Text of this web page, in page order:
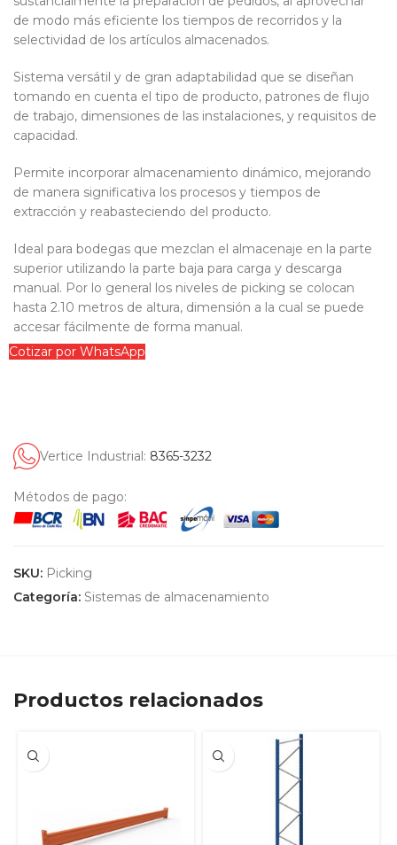
de modo más eficiente los tiempos de recorridos y la
selectividad de los artículos almacenados.
Sistema versátil y de gran adaptabilidad que se diseñan
tomando en cuenta el tipo de producto, patrones de flujo
de trabajo, dimensiones de las instalaciones, y requisitos de
capacidad.
Permite incorporar almacenamiento dinámico, mejorando
de manera significativa los procesos y tiempos de
extracción y reabasteciendo del producto.
Ideal para bodegas que mezclan el almacenaje en la parte
superior utilizando la parte baja para carga y descarga
manual. Por lo general los niveles de picking se colocan
hasta 2.10 metros de altura, dimensión a la cual se puede
accesar fácilmente de forma manual.
Cotizar por WhatsApp
Vertice Industrial: 8365-3232
Métodos de pago:
SKU: Picking
Categoría: Sistemas de almacenamiento
Productos relacionados